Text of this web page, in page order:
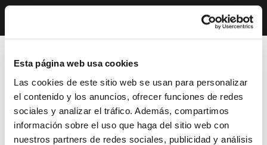
Esta página web usa cookies
Las cookies de este sitio web se usan para personalizar
el contenido y los anuncios, ofrecer funciones de redes
sociales y analizar el tráfico. Además, compartimos
información sobre el uso que haga del sitio web con
nuestros partners de redes sociales, publicidad y análisis